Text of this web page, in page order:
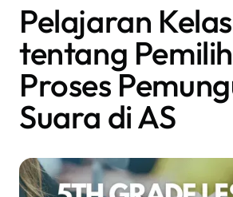
Pelajaran
tentang
Proses
Suara di AS